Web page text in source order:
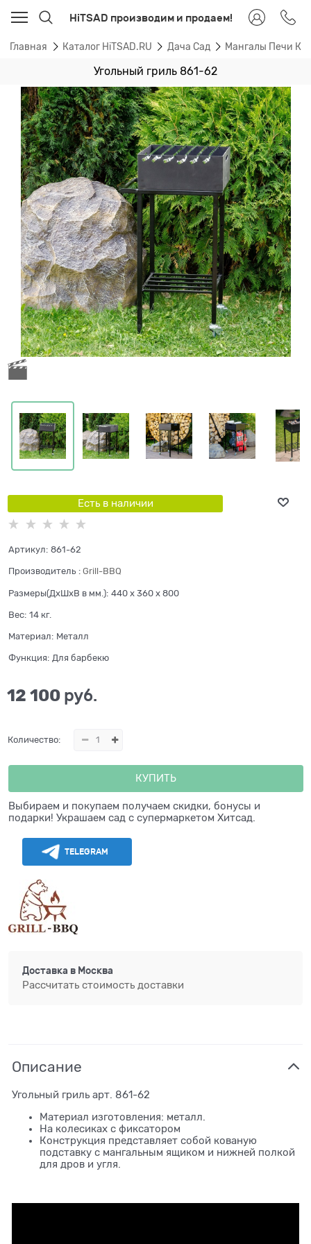
HiTSAD производим и продаем!
Главная Каталог HiTSAD.RU Дача Сад Мангалы Печи
Угольный гриль 861-62
Есть в наличии
Артикул: 861-62
Производитель : Grill-BBQ
Размеры(ДхШхВ в мм.): 440 x 360 x 800
Вес: 14 кг.
Материал: Металл
Функция: Для барбекю
12 100 руб.
Количество:
КУПИТЬ
Выбираем и покупаем получаем скидки, бонусы и
подарки! Украшаем сад с супермаркетом Хитсад.
TELEGRAM
Доставка в Москва
Рассчитать стоимость доставки
Описание
Угольный гриль арт. 861-62
Материал изготовления: металл.
На колесиках с фиксатором
Конструкция представляет собой кованую
подставку с мангальным ящиком и нижней полкой
для дров и угля.